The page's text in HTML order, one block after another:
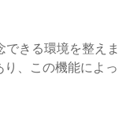
きる環境を整えま
、この機能によっ